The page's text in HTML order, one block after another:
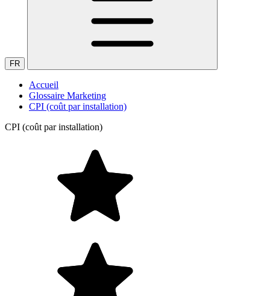
FR
Accueil
Glossaire Marketing
CPI (coût par installation)
CPI (coût par installation)